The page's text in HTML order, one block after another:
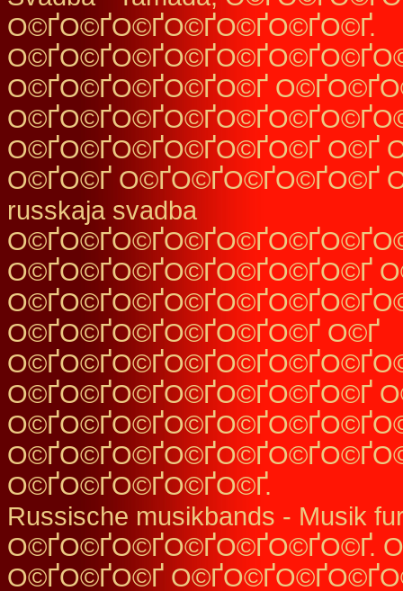
О©ҐО©ҐО©ҐО©ҐО©ҐО©ҐО©Ґ.
О©ҐО©ҐО©ҐО©ҐО©Ґ
О©ҐО©ҐО©ҐО©ҐО©ҐО©Ґ О©Ґ
О©ҐО©Ґ О©ҐО©ҐО©ҐО©ҐО©Ґ
russkaja svadba
О©ҐО©ҐО©ҐО©ҐО©ҐО©ҐО©Ґ
О©ҐО©ҐО©ҐО©ҐО©ҐО©Ґ О©Ґ
О©ҐО©ҐО©ҐО©ҐО©ҐО©ҐО©Ґ
О©ҐО©ҐО©ҐО©ҐО©Ґ.
Russische musikbands - Musik
О©ҐО©ҐО©ҐО©ҐО©ҐО©ҐО©Ґ.
О©ҐО©ҐО©Ґ